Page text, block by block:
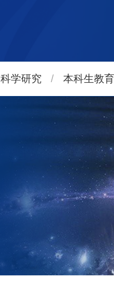
科学研究 / 本科生教育